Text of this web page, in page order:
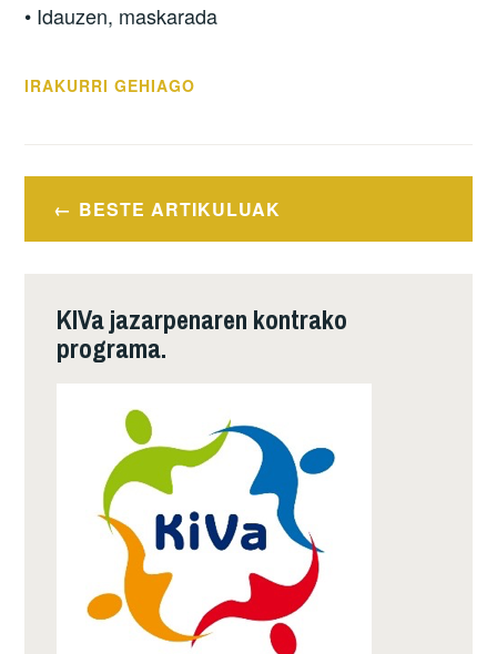
• Idauzen, maskarada
IRAKURRI GEHIAGO
Posts
navigation
BESTE ARTIKULUAK
KIVa jazarpenaren kontrako
programa.